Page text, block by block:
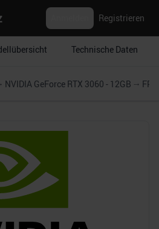
Registrieren
Technische Daten
NVIDIA GeForce RTX 3060 - 12GB